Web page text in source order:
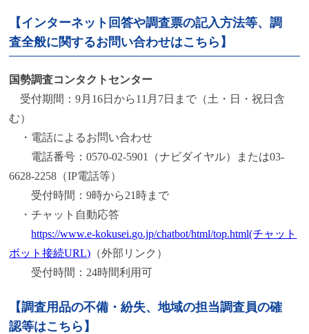
【インターネット回答や調査票の記入方法等、調
査全般に関するお問い合わせはこちら】
国勢調査コンタクトセンター
受付期間：9月16日から11月7日まで（土・日・祝日含
む）
・電話によるお問い合わせ
電話番号：0570-02-5901（ナビダイヤル）または03-
6628-2258（IP電話等）
受付時間：9時から21時まで
・チャット自動応答
https://www.e-kokusei.go.jp/chatbot/html/top.html(チャット
ボット接続URL) （外部リンク）
受付時間：24時間利用可
【調査用品の不備・紛失、地域の担当調査員の確
認等はこちら】